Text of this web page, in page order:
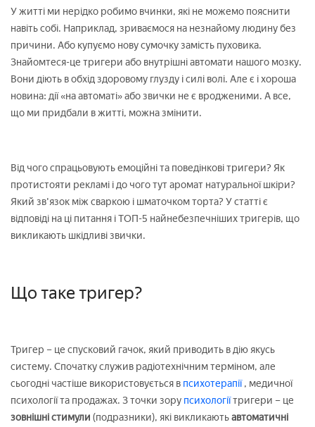
У житті ми нерідко робимо вчинки, які не можемо пояснити
навіть собі. Наприклад, зриваємося на незнайому людину без
причини. Або купуємо нову сумочку замість пуховика.
Знайомтеся-це тригери або внутрішні автомати нашого мозку.
Вони діють в обхід здоровому глузду і силі волі. Але є і хороша
новина: дії «на автоматі» або звички не є вродженими. А все,
що ми придбали в житті, можна змінити.
Від чого спрацьовують емоційні та поведінкові тригери? Як
протистояти рекламі і до чого тут аромат натуральної шкіри?
Який зв'язок між сваркою і шматочком торта? У статті є
відповіді на ці питання і ТОП-5 найнебезпечніших тригерів, що
викликають шкідливі звички.
Що таке тригер?
Тригер – це спусковий гачок, який приводить в дію якусь
систему. Спочатку служив радіотехнічним терміном, але
сьогодні частіше використовується в психотерапії, медичної
психології та продажах. З точки зору психологіїтригери – це
зовнішні стимули (подразники), які викликаютьавтоматичні